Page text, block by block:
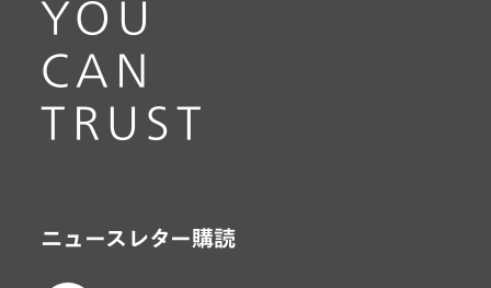
YOU
CAN
TRUST
ニュースレター購読